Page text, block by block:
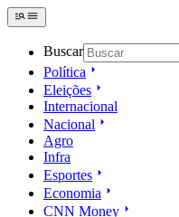
Buscar
Política
Eleições
Internacional
Nacional
Agro
Infra
Esportes
Economia
CNN Money